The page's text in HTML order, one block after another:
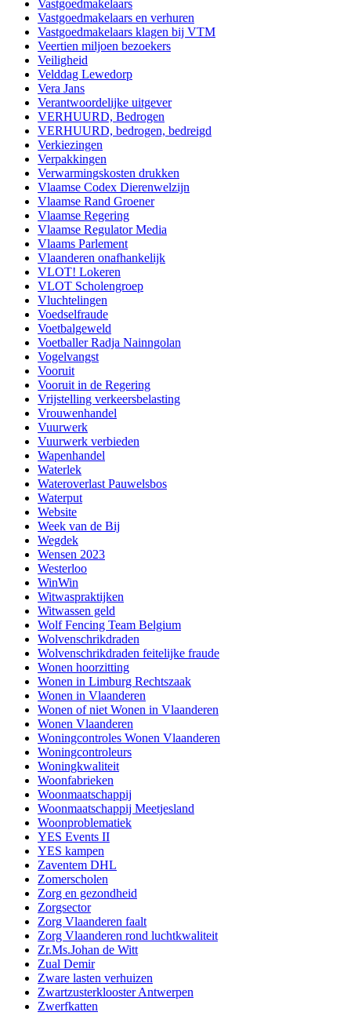
Vastgoedmakelaars
Vastgoedmakelaars en verhuren
Vastgoedmakelaars klagen bij VTM
Veertien miljoen bezoekers
Veiligheid
Velddag Lewedorp
Vera Jans
Verantwoordelijke uitgever
VERHUURD, Bedrogen
VERHUURD, bedrogen, bedreigd
Verkiezingen
Verpakkingen
Verwarmingskosten drukken
Vlaamse Codex Dierenwelzijn
Vlaamse Rand Groener
Vlaamse Regering
Vlaamse Regulator Media
Vlaams Parlement
Vlaanderen onafhankelijk
VLOT! Lokeren
VLOT Scholengroep
Vluchtelingen
Voedselfraude
Voetbalgeweld
Voetballer Radja Nainngolan
Vogelvangst
Vooruit
Vooruit in de Regering
Vrijstelling verkeersbelasting
Vrouwenhandel
Vuurwerk
Vuurwerk verbieden
Wapenhandel
Waterlek
Wateroverlast Pauwelsbos
Waterput
Website
Week van de Bij
Wegdek
Wensen 2023
Westerloo
WinWin
Witwaspraktijken
Witwassen geld
Wolf Fencing Team Belgium
Wolvenschrikdraden
Wolvenschrikdraden feitelijke fraude
Wonen hoorzitting
Wonen in Limburg Rechtszaak
Wonen in Vlaanderen
Wonen of niet Wonen in Vlaanderen
Wonen Vlaanderen
Woningcontroles Wonen Vlaanderen
Woningcontroleurs
Woningkwaliteit
Woonfabrieken
Woonmaatschappij
Woonmaatschappij Meetjesland
Woonproblematiek
YES Events II
YES kampen
Zaventem DHL
Zomerscholen
Zorg en gezondheid
Zorgsector
Zorg Vlaanderen faalt
Zorg Vlaanderen rond luchtkwaliteit
Zr.Ms.Johan de Witt
Zual Demir
Zware lasten verhuizen
Zwartzusterklooster Antwerpen
Zwerfkatten